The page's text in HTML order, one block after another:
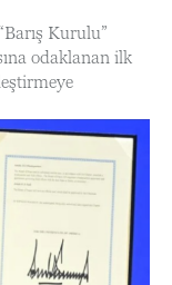
Kurulu”
odaklanan ilk